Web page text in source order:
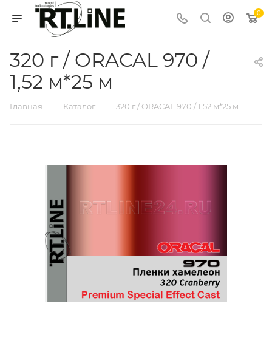
0
320 г / ORACAL 970 /
1,52 м*25 м
Главная — Каталог — 320 г / ORACAL 970 / 1,52 м*25 м